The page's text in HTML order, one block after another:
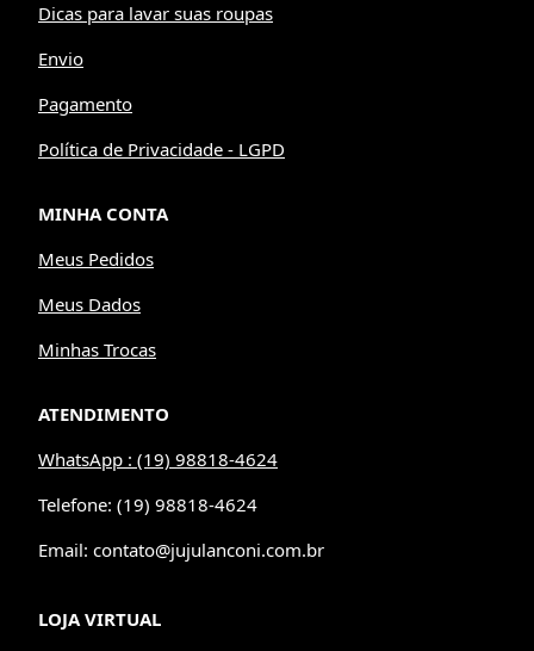
Dicas para lavar suas roupas
Envio
Pagamento
Política de Privacidade - LGPD
MINHA CONTA
Meus Pedidos
Meus Dados
Minhas Trocas
ATENDIMENTO
WhatsApp : (19) 98818-4624
Telefone: (19) 98818-4624
Email: contato@jujulanconi.com.br
LOJA VIRTUAL